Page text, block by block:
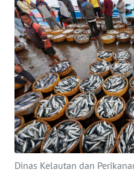
Dinas Kelautan dan
HUKRIM
OPINI
PERISTIWA
Informasi
INDEKS
BERITA